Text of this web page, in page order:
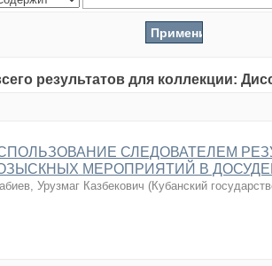
результатов для коллекции:
СЛЕДОВАТЕЛЕМ
МЕРОПРИЯТИЙ В
Урузмаг Казбекович (Кубанский